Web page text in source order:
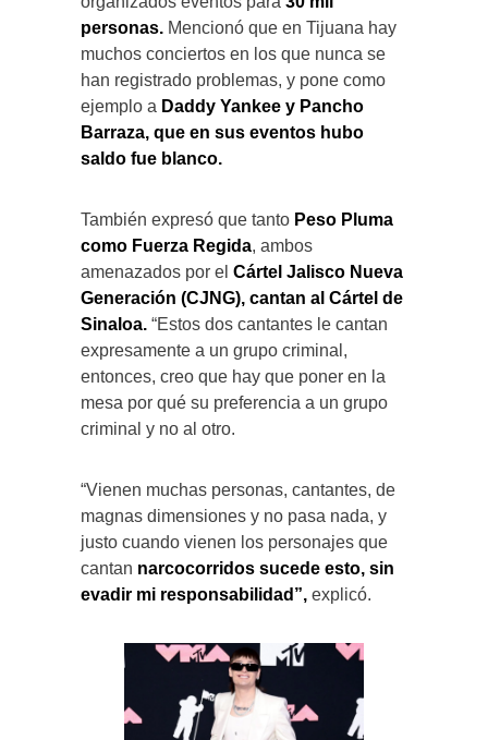
personas. Mencionó que en Tijuana hay
muchos conciertos en los que nunca se
han registrado problemas, y pone como
ejemplo a Daddy Yankee y Pancho
Barraza, que en sus eventos hubo
saldo fue blanco.
También expresó que tanto Peso Pluma
como Fuerza Regida, ambos
amenazados por el Cártel Jalisco Nueva
Generación (CJNG), cantan al Cártel de
Sinaloa. “Estos dos cantantes le cantan
expresamente a un grupo criminal,
entonces, creo que hay que poner en la
mesa por qué su preferencia a un grupo
criminal y no al otro.
“Vienen muchas personas, cantantes, de
magnas dimensiones y no pasa nada, y
justo cuando vienen los personajes que
cantan narcocorridos sucede esto, sin
evadir mi responsabilidad”, explicó.